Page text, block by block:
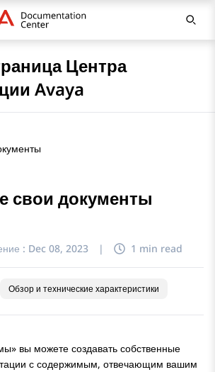
Центра
Avaya
свои документы
страницей
PDF
: Dec 08, 2023 | 1 min read
Обзор и технические характеристики
вы можете создавать собственные
с содержимым, отвечающим вашим